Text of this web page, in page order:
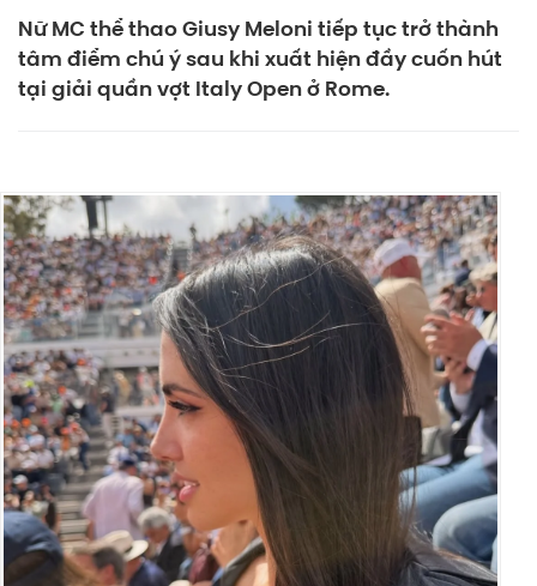
Nữ MC thể thao Giusy Meloni tiếp tục trở thành
tâm điểm chú ý sau khi xuất hiện đầy cuốn hút
tại giải quần vợt Italy Open ở Rome.